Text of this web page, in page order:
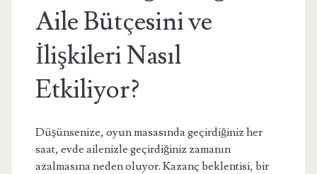
Aile Bütçesini ve
İlişkileri Nasıl
Etkiliyor?
Düşünsenize, oyun masasında geçirdiğiniz her
saat, evde ailenizle geçirdiğiniz zamanın
azalmasına neden oluyor. Kazanç beklentisi, bir